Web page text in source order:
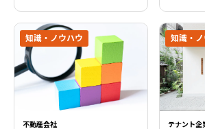
不動産会社
知識・ノウハウ
テナント企
知識・